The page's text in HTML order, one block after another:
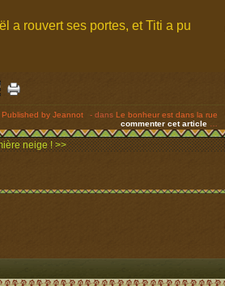
a rouvert ses portes, et Titi a pu
Published by Jeannot - dans Le bonheur est dans la rue
commenter cet article
neige ! >>